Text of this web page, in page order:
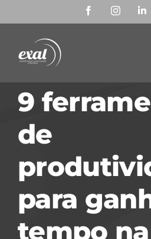
para
conteúdo
Facebook
9
de
para
tempo na